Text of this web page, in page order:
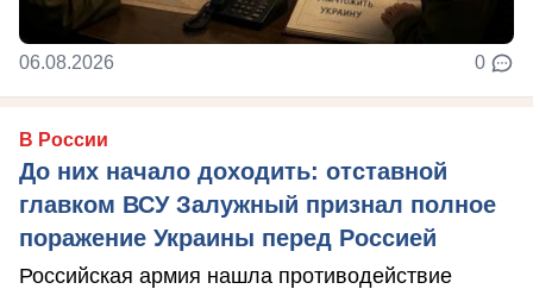
06.08.2026 0
В России
До них начало доходить: отставной
главком ВСУ Залужный признал полное
поражение Украины перед Россией
Российская армия нашла противодействие